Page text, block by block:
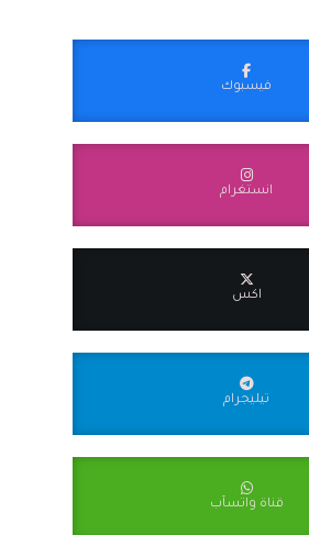
فيسبوك
انستغرام
اكس
تيليجرام
قناة واتسآب